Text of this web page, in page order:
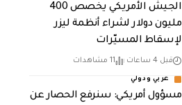
الجيش الأمريكي يخصص 400
مليون دولار لشراء أنظمة ليزر
لإسقاط المسيّرات
قبل 4 ساعات 11 مشاهدات
عربي ودولي
مسؤول أمريكي: سنرفع الحصار عن